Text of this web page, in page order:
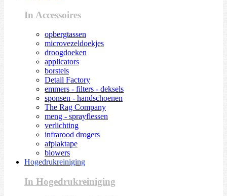
In Accessoires
opbergtassen
microvezeldoekjes
droogdoeken
applicators
borstels
Detail Factory
emmers - filters - deksels
sponsen - handschoenen
The Rag Company
meng - sprayflessen
verlichting
infrarood drogers
afplaktape
blowers
Hogedrukreiniging
In Hogedrukreiniging